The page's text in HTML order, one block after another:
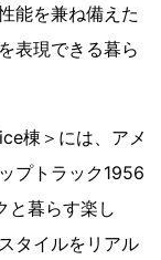
能を兼ね備えた
表現できる暮ら
棟＞には、アメ
プトラック1956
と暮らす楽し
タイルをリアル